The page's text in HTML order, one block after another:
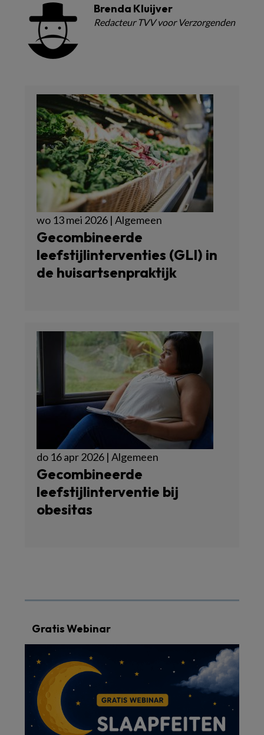
Brenda Kluijver
Redacteur TVV voor Verzorgenden
wo 13 mei 2026 | Algemeen
Gecombineerde
leefstijlinterventies (GLI) in
de huisartsenpraktijk
do 16 apr 2026 | Algemeen
Gecombineerde
leefstijlinterventie bij
obesitas
Gratis Webinar